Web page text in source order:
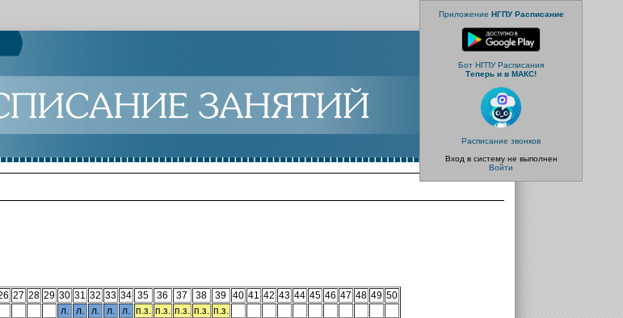
Приложение НГПУ Расписание
Бот НГПУ Расписания
Теперь и в МАКС!
Расписание звонков
Вход в систему не выполнен
Войти
27 28 29 30 31 32 33 34 35 36 37 38 39 40 41 42 43 44 45 46 47 48 49 50
л.
л. л. л. л. п.з. п.з. п.з. п.з. п.з.